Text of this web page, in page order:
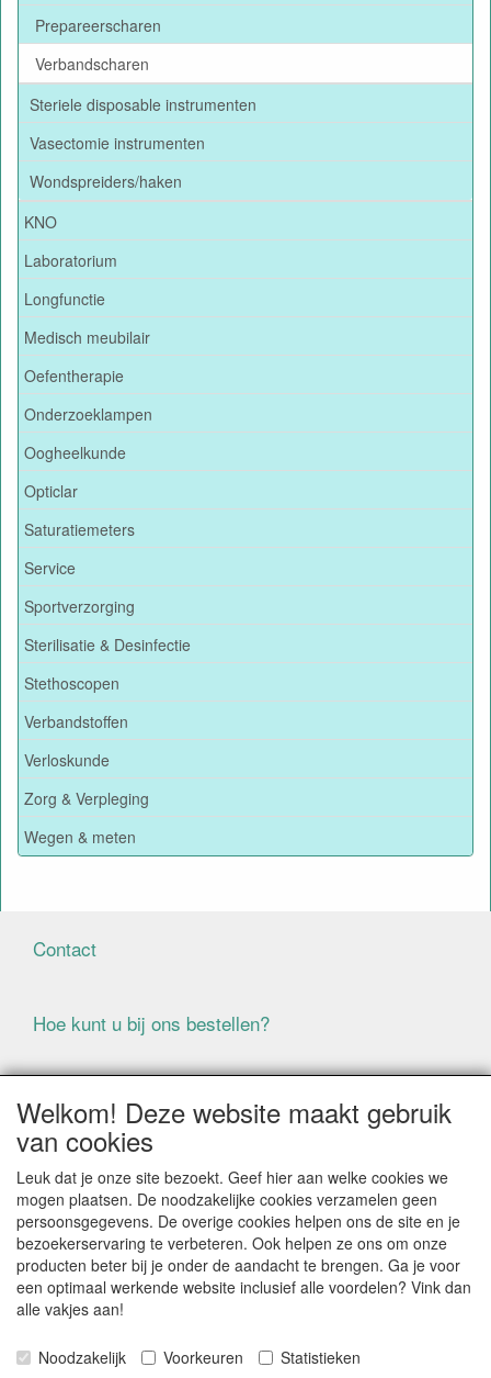
Prepareerscharen
Verbandscharen
Steriele disposable instrumenten
Vasectomie instrumenten
Wondspreiders/haken
KNO
Laboratorium
Longfunctie
Medisch meubilair
Oefentherapie
Onderzoeklampen
Oogheelkunde
Opticlar
Saturatiemeters
Service
Sportverzorging
Sterilisatie & Desinfectie
Stethoscopen
Verbandstoffen
Verloskunde
Zorg & Verpleging
Wegen & meten
Contact
Hoe kunt u bij ons bestellen?
Voorwaarden
BIJ BESTELLINGEN ONDER DE € 125,00 EXCLUSIEF BTW
BRENGEN WIJ IN NEDERLAND € 5,87 VERZENDKOSTEN
IN REKENING (BELGIË € 9,09). VERZENDKOSTEN
WORDEN VERWIJDERD BIJ BESTELLING BOVEN DE €
125,00 EXCL. BTW
Producten die speciaal besteld moeten worden kunnen
Als gevolg van de continue fluctuerende prijzen van de
Welkom! Deze website maakt gebruik
van cookies
Leuk dat je onze site bezoekt. Geef hier aan welke cookies we
mogen plaatsen. De noodzakelijke cookies verzamelen geen
persoonsgegevens. De overige cookies helpen ons de site en je
bezoekerservaring te verbeteren. Ook helpen ze ons om onze
producten beter bij je onder de aandacht te brengen. Ga je voor
een optimaal werkende website inclusief alle voordelen? Vink dan
alle vakjes aan!
Noodzakelijk Voorkeuren Statistieken